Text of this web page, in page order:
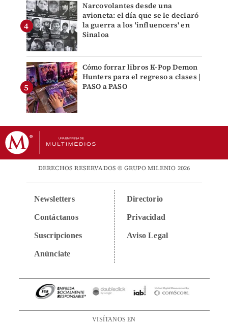
Narcovolantes desde una
avioneta: el día que se le declaró
la guerra a los 'influencers' en
Sinaloa
Cómo forrar libros K-Pop Demon
Hunters para el regreso a clases |
PASO a PASO
DERECHOS RESERVADOS © GRUPO MILENIO 2026
Newsletters
Contáctanos
Suscripciones
Anúnciate
Directorio
Privacidad
Aviso Legal
VISÍTANOS EN